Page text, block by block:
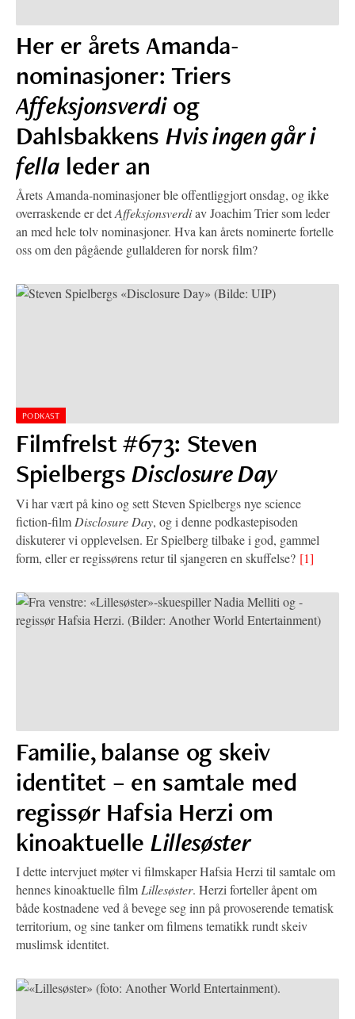
Her er årets Amanda-
nominasjoner: Triers
Affeksjonsverdiog
Dahlsbakkens Hvis ingen går i
fella leder an
Årets Amanda-nominasjoner ble offentliggjort onsdag, og ikke
overraskende er detAffeksjonsverdiav Joachim Trier som leder
an med hele tolv nominasjoner. Hva kan årets nominerte fortelle
oss om den pågående gullalderen for norsk film?
PODKAST
Filmfrelst #673: Steven
SpielbergsDisclosure Day
Vi har vært på kino og sett Steven Spielbergs nye science
fiction-film Disclosure Day, og i denne podkastepisoden
diskuterer vi opplevelsen. Er Spielberg tilbake i god, gammel
form, eller er regissørens retur til sjangeren en skuffelse? [1]
Familie, balanse og skeiv
identitet – en samtale med
regissør Hafsia Herzi om
kinoaktuelle Lillesøster
I dette intervjuet møter vi filmskaper Hafsia Herzi til samtale om
hennes kinoaktuelle filmLillesøster. Herzi forteller åpent om
både kostnadene ved å bevege seg inn på provoserende tematisk
territorium, og sine tanker om filmens tematikk rundt skeiv
muslimsk identitet.